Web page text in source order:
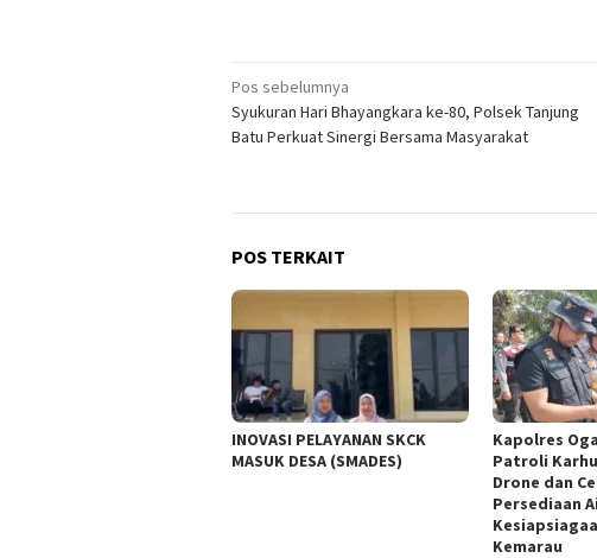
Navigasi
pos
Pos sebelumnya
Syukuran Hari Bhayangkara ke-80, Polsek Tanjung
Batu Perkuat Sinergi Bersama Masyarakat
POS TERKAIT
INOVASI PELAYANAN SKCK
MASUK DESA (SMADES)
Kapolres
Patroli
Drone dan
Persediaan
Kemarau